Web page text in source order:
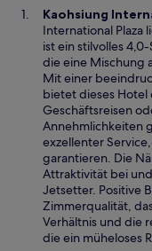
Kaohsiung
International Plaza
ist ein stilvolles
die eine Mischung
Mit einer
bietet dieses Hotel
Geschäftsreisen
Annehmlichkeiten
exzellenter
garantieren. Die
Attraktivität bei
Jetsetter. Positive
Zimmerqualität,
Verhältnis und die
die ein müheloses